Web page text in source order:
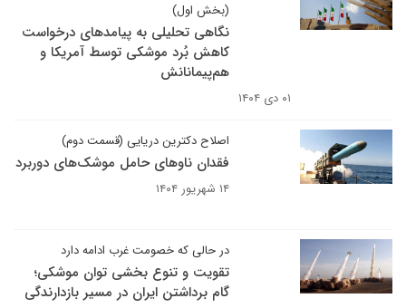
(بخش اول)
نگاهی تحلیلی به پیامدهای درخواست
کاهش بُرد موشکی توسط آمریکا و
هم‌پیمانانش
۰۱ دی ۱۴۰۴
اصلاح دکترین دریایی (قسمت دوم)
فقدان ناوهای حامل موشک‌های دوربرد
۱۴ شهریور ۱۴۰۴
در حالی که خصومت غرب ادامه دارد
تقویت و تنوع بخشی توان موشکی؛
گام‌ برداشتن ایران در مسیر بازدارندگی